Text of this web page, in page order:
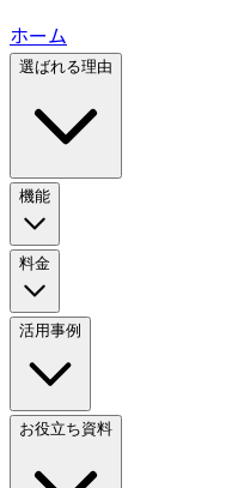
ホーム
選ばれる理由
機能
料金
活用事例
お役立ち資料